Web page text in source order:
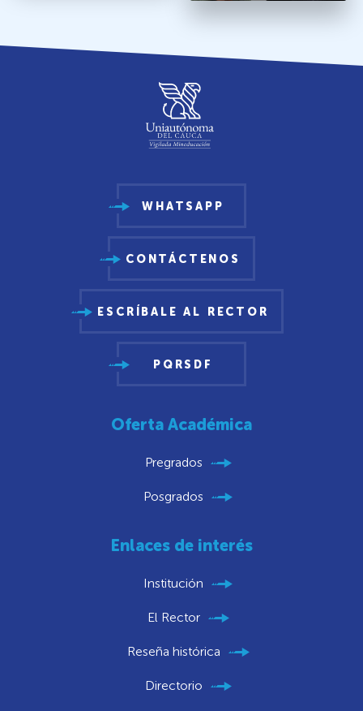
WHATSAPP
CONTÁCTENOS
ESCRÍBALE AL RECTOR
PQRSDF
Oferta Académica
Pregrados
Posgrados
Enlaces de interés
Institución
El Rector
Reseña histórica
Directorio